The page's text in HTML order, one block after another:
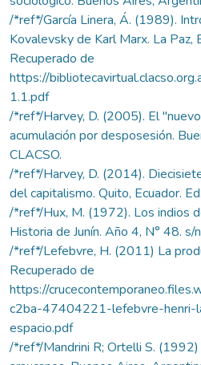
/*ref*/García Linera, Á. (1989).
Kovalevsky de Karl Marx. La Paz,
Recuperado de
https://
1.1.pdf
/*ref*/Harvey, D. (2005). El
acumulación por desposesión.
CLACSO.
/*ref*/Harvey, D. (2014).
del capitalismo. Quito, Ecuador.
/*ref*/Hux, M. (1972). Los indios
Historia de Junín. Año 4, N° 48. s/
/*ref*/Lefebvre, H. (2011) La
Recuperado de
https://
c2ba-47404221-lefebvre-henri-
espacio.pdf
/*ref*/Mandrini R; Ortelli S.